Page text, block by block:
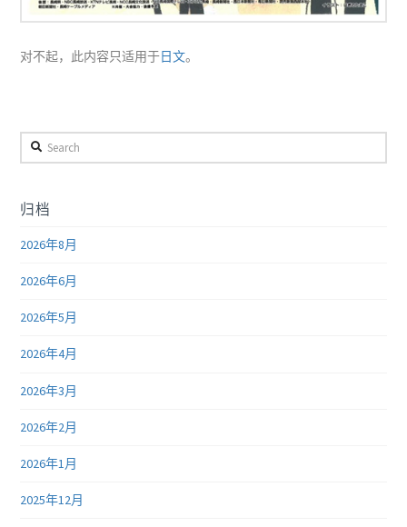
对不起，此内容只适用于日文。
Search
归档
2026年8月
2026年6月
2026年5月
2026年4月
2026年3月
2026年2月
2026年1月
2025年12月